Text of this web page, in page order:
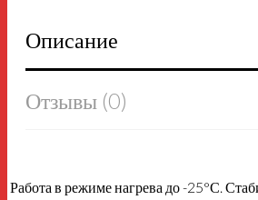
Описание
Отзывы (0)
Работа в режиме нагрева до -25°С.